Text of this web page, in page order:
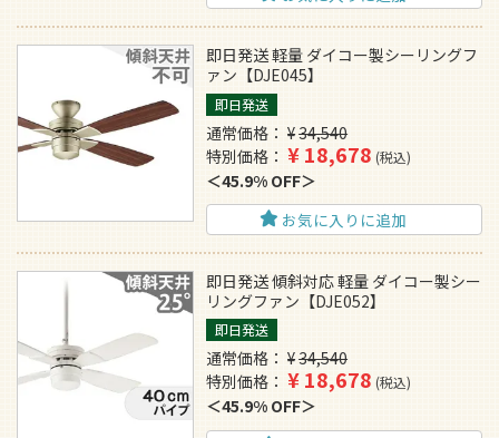
即日発送 軽量 ダイコー製シーリングフ
ァン【DJE045】
即日発送
通常価格 ¥34,540
特別価格
¥18,678 税込
45.9% OFF
お気に入りに追加
即日発送 傾斜対応 軽量 ダイコー製シー
リングファン【DJE052】
即日発送
通常価格 ¥34,540
特別価格
¥18,678 税込
45.9% OFF